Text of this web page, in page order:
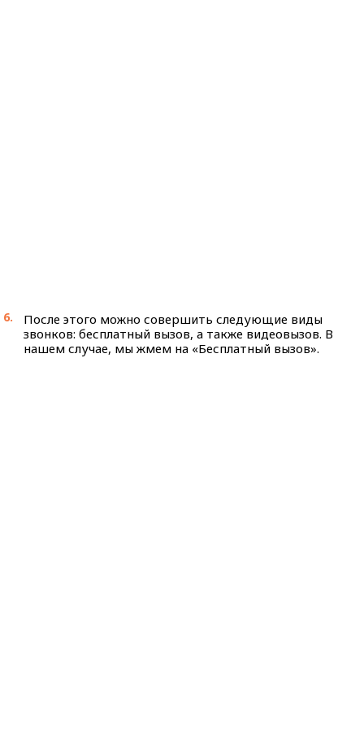
После этого можно совершить следующие виды
звонков: бесплатный вызов, а также видеовызов. В
нашем случае, мы жмем на «Бесплатный вызов».